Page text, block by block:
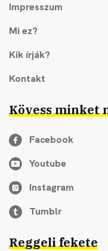
Impresszum
Mi ez?
Kik írják?
Kontakt
Kövess minket
Facebook
Youtube
Instagram
Tumblr
Reggeli fekete